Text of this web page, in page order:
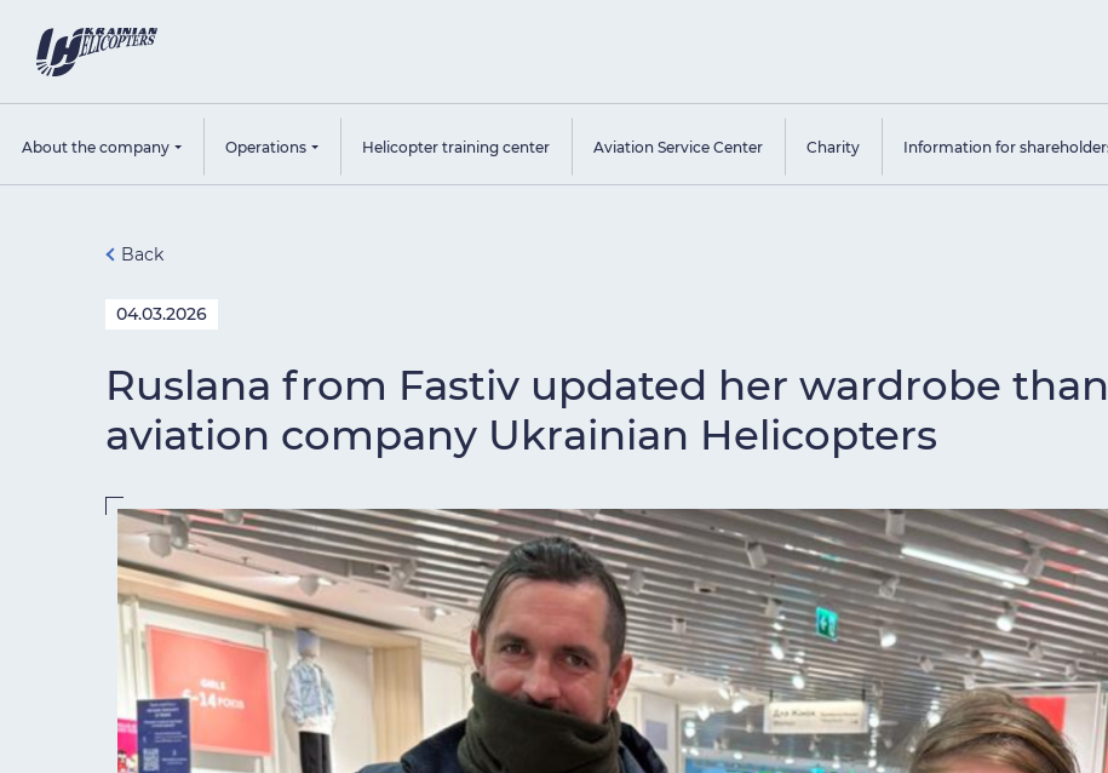
About the company Operations Helicopter training center Aviation Service Center Charity Information for
Back
04.03.2026
Ruslana from Fastiv updated her wardrobe
aviation company Ukrainian Helicopters